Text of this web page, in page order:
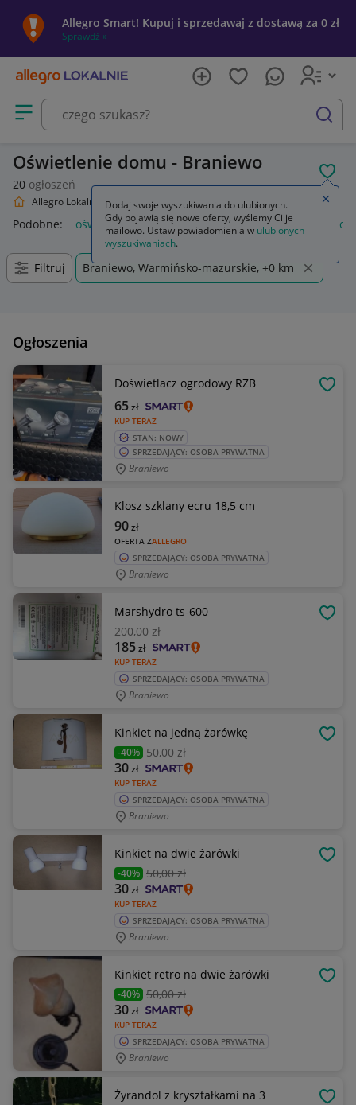
Allegro Smart! Kupuj i sprzedawaj z dostawą za 0 zł
Sprawdź »
Otwórz menu z kategoriami
szukaj
Oświetlenie domu - Braniewo
20 ogłoszeń
Allegro Lokalnie Dom i Ogród Oświetlenie
Podobne: oświetlenie oświetlenie szynowe oświetlenie
Filtruj Braniewo, Warmińsko-mazurskie, +0 km
Ogłoszenia
Doświetlacz ogrodowy RZB
KUP TERAZ
65zł
STAN: NOWY
SPRZEDAJĄCY: OSOBA PRYWATNA
Braniewo
Klosz szklany ecru 18,5 cm
OFERTA ZALLEGRO
90zł
SPRZEDAJĄCY: OSOBA PRYWATNA
Braniewo
Marshydro ts-600
200,00 zł
KUP TERAZ
185zł
SPRZEDAJĄCY: OSOBA PRYWATNA
Braniewo
Kinkiet na jedną żarówkę
-40% 50,00 zł
KUP TERAZ
30zł
SPRZEDAJĄCY: OSOBA PRYWATNA
Braniewo
Kinkiet na dwie żarówki
-40% 50,00 zł
KUP TERAZ
30zł
SPRZEDAJĄCY: OSOBA PRYWATNA
Braniewo
Kinkiet retro na dwie żarówki
-40% 50,00 zł
KUP TERAZ
30zł
SPRZEDAJĄCY: OSOBA PRYWATNA
Braniewo
Żyrandol z kryształkami na 3
Dodaj swoje wyszukiwania do ulubionych.
Gdy pojawią się nowe oferty, wyślemy Ci je
mailowo. Ustaw powiadomienia w ulubionych
wyszukiwaniach.